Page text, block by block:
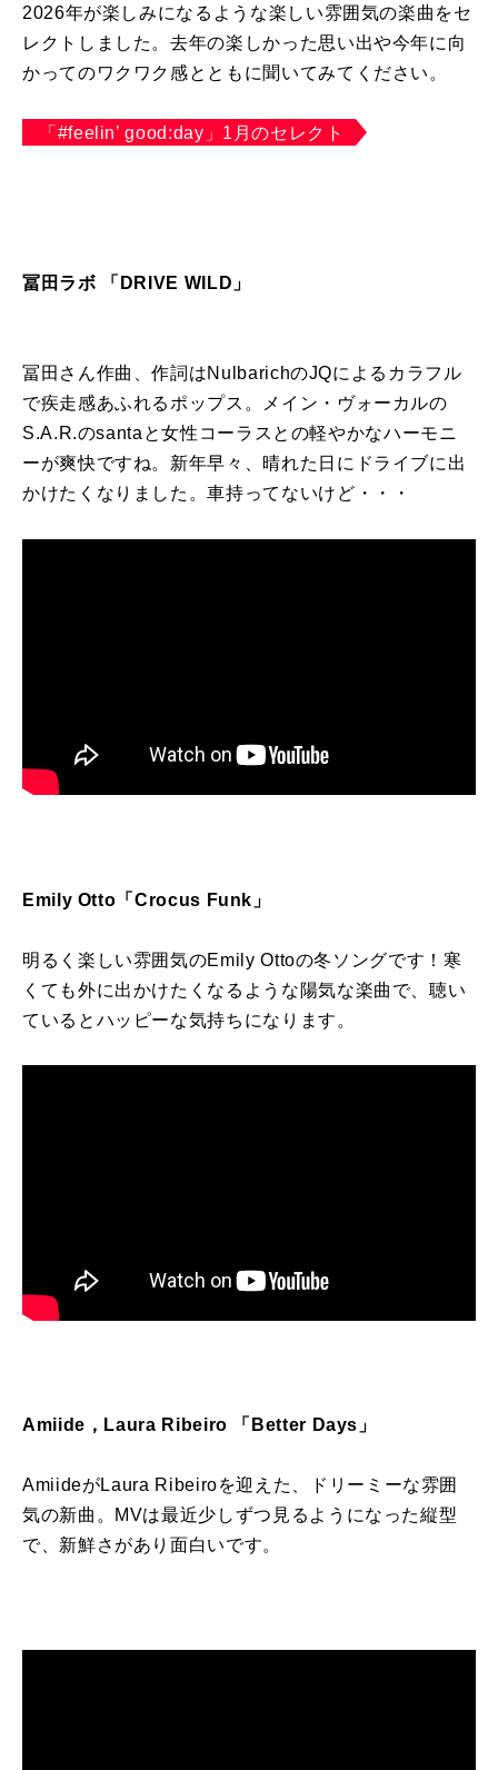
2026年が楽しみになるような楽しい雰囲気の楽曲をセ
レクトしました。去年の楽しかった思い出や今年に向
かってのワクワク感とともに聞いてみてください。
「#feelin’ good:day」1月のセレクト
冨田ラボ 「 DRIVE WILD 」
冨田さん作曲、作詞はNulbarichのJQによるカラフル
で疾走感あふれるポップス。メイン・ヴォーカルの
S.A.R.のsanta と女性コーラスとの軽やかなハーモニ
ーが爽快ですね。新年早々、晴れた日にドライブに出
かけたくなりました。車持ってないけど・・・
Emily Otto 「Crocus Funk 」
明るく楽しい雰囲気のEmily Ottoの冬ソングです！寒
くても外に出かけたくなるような陽気な楽曲で、聴い
ているとハッピーな気持ちになります。
Amiide ， Laura Ribeiro 「 Better Days 」
AmiideがLaura Ribeiroを迎えた、ドリーミーな雰囲
気の新曲。
MVは最近少しずつ見るようになった縦型
で、新鮮さがあり面白いです。